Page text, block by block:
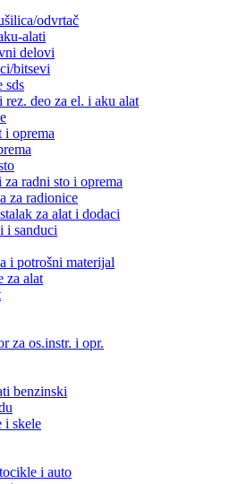
odvrtač
alati
delovi
bitsevi
sds
rez. deo za el. i aku alat
i oprema
radni sto i oprema
za radionice
za alat i dodaci
i sanduci
i potrošni materijal
za alat
za os.instr. i opr.
benzinski
i skele
i auto